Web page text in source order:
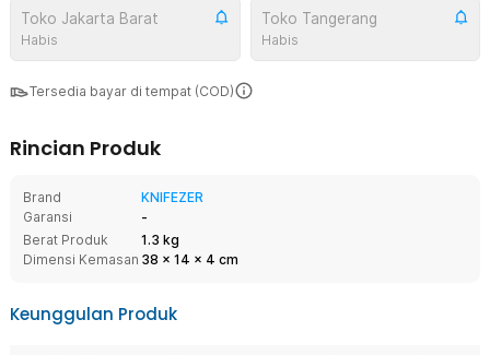
Toko Jakarta Barat
Habis
Toko Tangerang
Habis
Tersedia bayar di tempat (COD)
Rincian Produk
Brand
KNIFEZER
Garansi
-
Berat Produk
1.3 kg
Dimensi Kemasan 38 x 14 x 4 cm
Keunggulan Produk